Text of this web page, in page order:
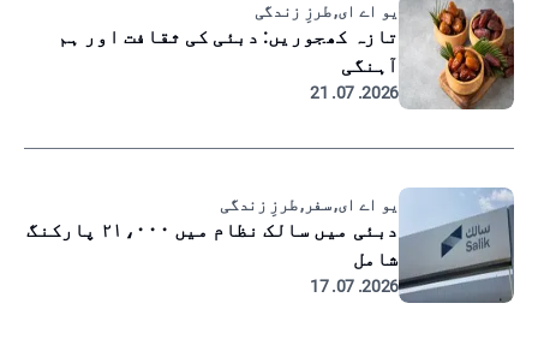
یو اے ای, طرزِ زندگی
تازہ کھجوریں: دبئی کی ثقافت اور ہم
آہنگی
2026. 07. 21
یو اے ای, سفر, طرزِ زندگی
دبئی میں سالک نظام میں ۲۱،۰۰۰ پارکنگ
شامل
2026. 07. 17